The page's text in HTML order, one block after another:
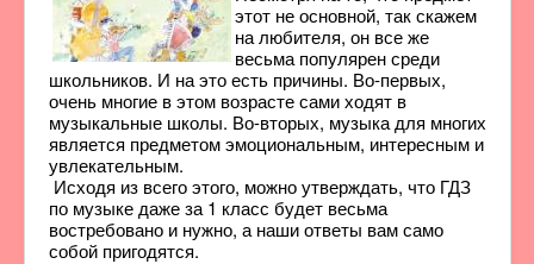
этот не основной, так скажем
на любителя, он все же
весьма популярен среди
школьников. И на это есть причины. Во-первых,
очень многие в этом возрасте сами ходят в
музыкальные школы. Во-вторых, музыка для многих
является предметом эмоциональным, интересным и
увлекательным.
Исходя из всего этого, можно утверждать, что ГДЗ
по музыке даже за 1 класс будет весьма
востребовано и нужно, а наши ответы вам само
собой пригодятся.